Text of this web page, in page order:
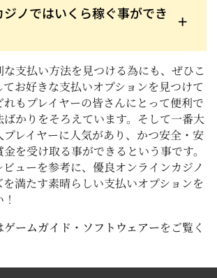
を済ませる事ができる方法になって
でいくらまで、など、異なる条件が
じめ確認が必要です。Casino Top10
条件を把握した上でカジノを始める
います。必ずお金を賭ける前に、サ
引き出しの上限を確認しておきまし
ノではいくら稼ぐ事ができ
インカジノは少ない経費で勝負出来
力でしょう。わざわざ旅費をかける
飾る必要もない、短時間で大きな賭
する事も可能なのです。王レイヤー
合、短時間で５０ドルを数万ドルに
があるのも事実です。巨額のジャッ
るのも夢でなく、オンラインカジノ
に起きている事なのです。今の仕事
るのを待つよりも、自宅で気軽にお
ンスを掴める、電車などの移動時間
ジノを楽しむ事が出来るのです！
な支払い方法を見つける為にも、ぜひこ
お好きな支払いオプションを見つけて
もプレイヤーの皆さんにとって便利で
かりをそろえています。そして一番大
レイヤーに人気があり、かつ安全・安
を受け取る事ができるという事です。
ューを参考に、優良オンラインカジノ
満たす素晴らしい支払いオプションを
ゲームガイド ・ ソフトウェアーをご覧く